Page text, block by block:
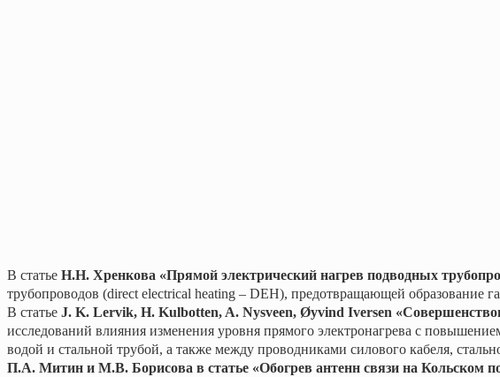
В статье Н.Н. Хренкова «Прямой электрический нагрев подводных
трубопроводов (direct electrical heating – DEH), предотвращающей образование
В статье J. K. Lervik, H. Kulbotten, A. Nysveen, Øyvind Iversen
исследований влияния изменения уровня прямого электронагрева с
водой и стальной трубой, а также между проводниками силового кабеля,
П.А. Митин и М.В. Борисова в статье «Обогрев антенн связи на Кольском